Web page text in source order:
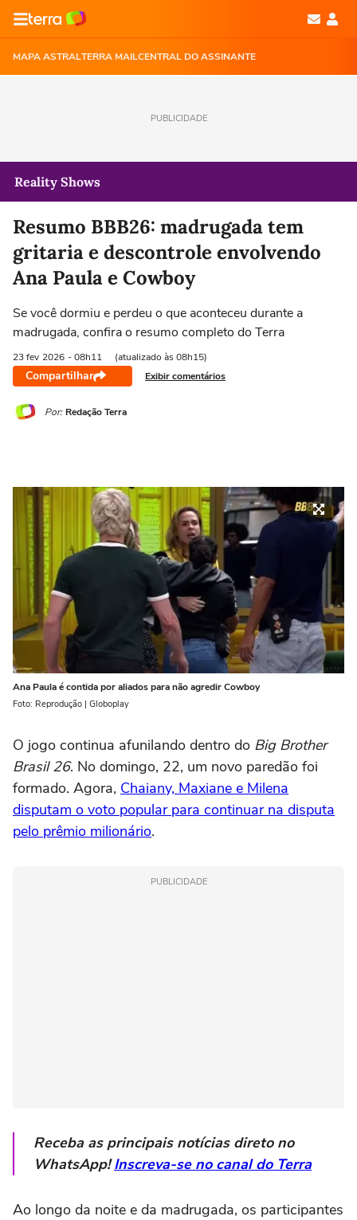
MAPA ASTRALTERRA MAILCENTRAL DO ASSINANTE
PUBLICIDADE
Reality Shows
Resumo BBB26: madrugada tem
gritaria e descontrole envolvendo
Ana Paula e Cowboy
Se você dormiu e perdeu o que aconteceu durante a
madrugada, confira o resumo completo do Terra
23 fev 2026 - 08h11 (atualizado às 08h15)
Compartilhar Exibir comentários
Por: Redação Terra
Ana Paula é contida por aliados para não agredir Cowboy
Foto: Reprodução | Globoplay
O jogo continua afunilando dentro do Big Brother
Brasil 26. No domingo, 22, um novo paredão foi
formado. Agora, Chaiany, Maxiane e Milena
disputam o voto popular para continuar na disputa
pelo prêmio milionário.
PUBLICIDADE
Receba as principais notícias direto no
WhatsApp!Inscreva-se no canal do Terra
Ao longo da noite e da madrugada, os participantes